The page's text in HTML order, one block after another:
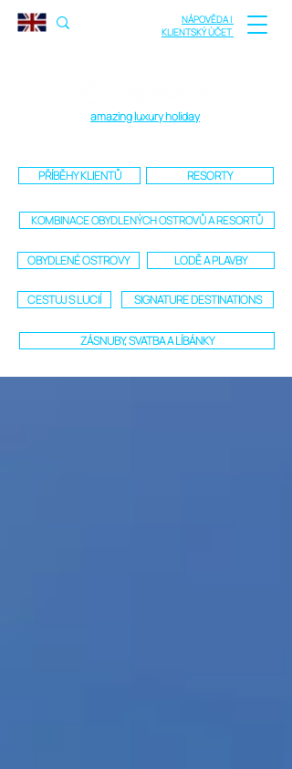
NÁPOVĚDA |
KLIENTSKÝ ÚČET
amazing luxury holiday
PŘÍBĚHY KLIENTŮ RESORTY
KOMBINACE OBYDLENÝCH OSTROVŮ A RESORTŮ
OBYDLENÉ OSTROVY LODĚ A PLAVBY
CESTUJ S LUCIÍ SIGNATURE DESTINATIONS
ZÁSNUBY, SVATBA A LÍBÁNKY